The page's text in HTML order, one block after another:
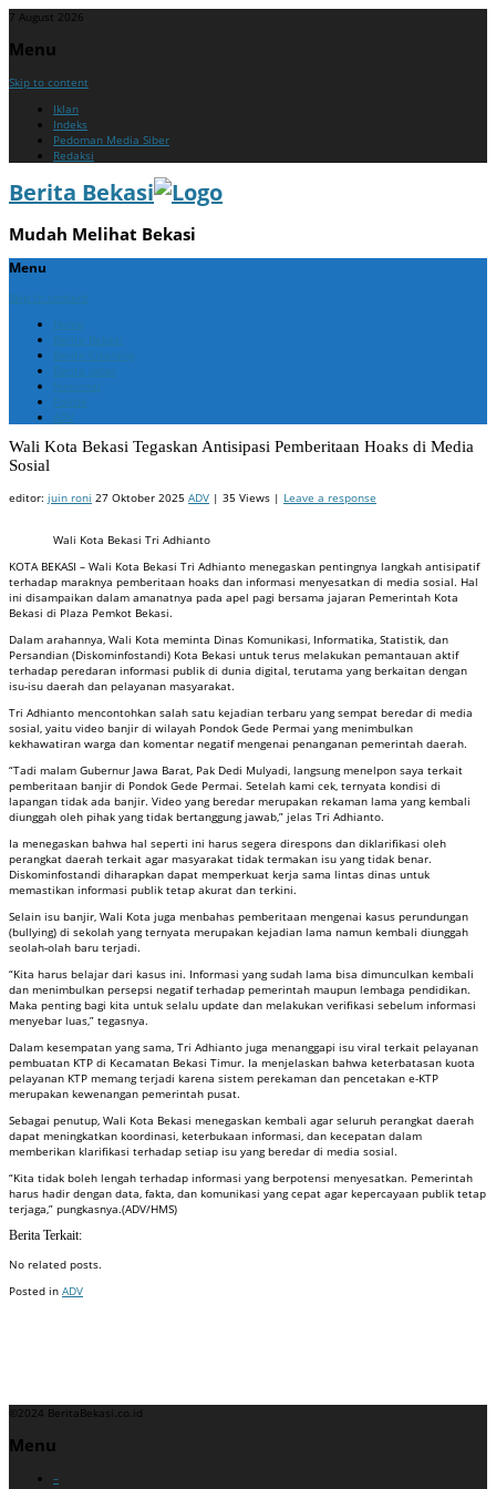
7 August 2026
Menu
Skip to content
Iklan
Indeks
Pedoman Media Siber
Redaksi
Berita Bekasi
Mudah Melihat Bekasi
Menu
Skip to content
Home
Berita Bekasi
Berita Cikarang
Berita Jabar
Nasional
Politik
ADV
Wali Kota Bekasi Tegaskan Antisipasi Pemberitaan Hoaks di Media
Sosial
editor: juin roni 27 Oktober 2025 ADV | 35 Views | Leave a response
Wali Kota Bekasi Tri Adhianto
KOTA BEKASI – Wali Kota Bekasi Tri Adhianto menegaskan pentingnya langkah antisipatif
terhadap maraknya pemberitaan hoaks dan informasi menyesatkan di media sosial. Hal
ini disampaikan dalam amanatnya pada apel pagi bersama jajaran Pemerintah Kota
Bekasi di Plaza Pemkot Bekasi.
Dalam arahannya, Wali Kota meminta Dinas Komunikasi, Informatika, Statistik, dan
Persandian (Diskominfostandi) Kota Bekasi untuk terus melakukan pemantauan aktif
terhadap peredaran informasi publik di dunia digital, terutama yang berkaitan dengan
isu-isu daerah dan pelayanan masyarakat.
Tri Adhianto mencontohkan salah satu kejadian terbaru yang sempat beredar di media
sosial, yaitu video banjir di wilayah Pondok Gede Permai yang menimbulkan
kekhawatiran warga dan komentar negatif mengenai penanganan pemerintah daerah.
“Tadi malam Gubernur Jawa Barat, Pak Dedi Mulyadi, langsung menelpon saya terkait
pemberitaan banjir di Pondok Gede Permai. Setelah kami cek, ternyata kondisi di
lapangan tidak ada banjir. Video yang beredar merupakan rekaman lama yang kembali
diunggah oleh pihak yang tidak bertanggung jawab,” jelas Tri Adhianto.
Ia menegaskan bahwa hal seperti ini harus segera direspons dan diklarifikasi oleh
perangkat daerah terkait agar masyarakat tidak termakan isu yang tidak benar.
Diskominfostandi diharapkan dapat memperkuat kerja sama lintas dinas untuk
memastikan informasi publik tetap akurat dan terkini.
Selain isu banjir, Wali Kota juga menbahas pemberitaan mengenai kasus perundungan
(bullying) di sekolah yang ternyata merupakan kejadian lama namun kembali diunggah
seolah-olah baru terjadi.
“Kita harus belajar dari kasus ini. Informasi yang sudah lama bisa dimunculkan kembali
dan menimbulkan persepsi negatif terhadap pemerintah maupun lembaga pendidikan.
Maka penting bagi kita untuk selalu update dan melakukan verifikasi sebelum informasi
menyebar luas,” tegasnya.
Dalam kesempatan yang sama, Tri Adhianto juga menanggapi isu viral terkait pelayanan
pembuatan KTP di Kecamatan Bekasi Timur. Ia menjelaskan bahwa keterbatasan kuota
pelayanan KTP memang terjadi karena sistem perekaman dan pencetakan e-KTP
merupakan kewenangan pemerintah pusat.
Sebagai penutup, Wali Kota Bekasi menegaskan kembali agar seluruh perangkat daerah
dapat meningkatkan koordinasi, keterbukaan informasi, dan kecepatan dalam
memberikan klarifikasi terhadap setiap isu yang beredar di media sosial.
“Kita tidak boleh lengah terhadap informasi yang berpotensi menyesatkan. Pemerintah
harus hadir dengan data, fakta, dan komunikasi yang cepat agar kepercayaan publik tetap
terjaga,” pungkasnya.(ADV/HMS)
Berita Terkait:
No related posts.
Posted in ADV
©2024 BeritaBekasi.co.id
Menu
–